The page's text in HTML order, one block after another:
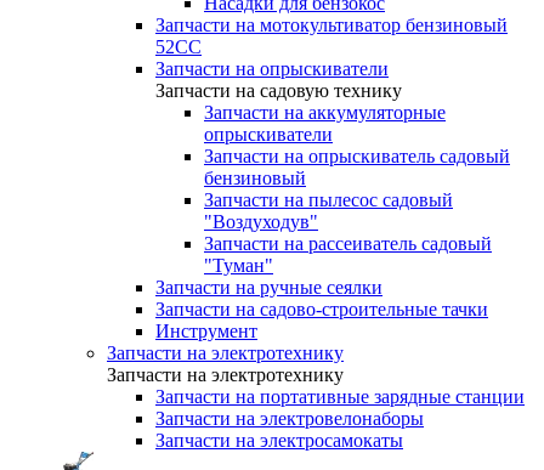
Запчасти на мотокультиватор бензиновый
52СС
Запчасти на опрыскиватели
Запчасти на садовую технику
Запчасти на аккумуляторные
опрыскиватели
Запчасти на опрыскиватель садовый
бензиновый
Запчасти на пылесос садовый
"Воздуходув"
Запчасти на рассеиватель садовый
"Туман"
Запчасти на ручные сеялки
Запчасти на садово-строительные тачки
Инструмент
Запчасти на электротехнику
Запчасти на электротехнику
Запчасти на портативные зарядные станции
Запчасти на электровелонаборы
Запчасти на электросамокаты